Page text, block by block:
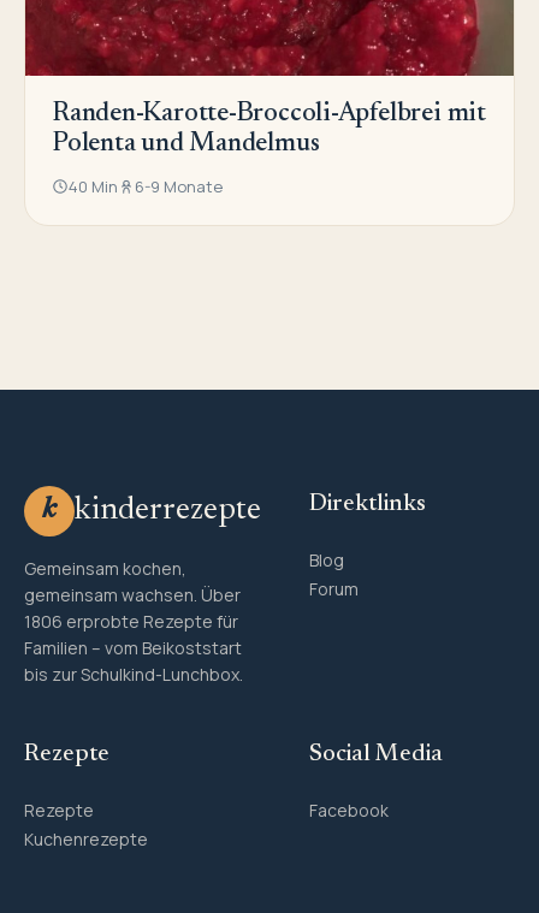
Randen-Karotte-Broccoli-Apfelbrei mit
Polenta und Mandelmus
40 Min 6-9 Monate
k kinderrezepte
Gemeinsam kochen,
gemeinsam wachsen. Über
1806 erprobte Rezepte für
Familien – vom Beikoststart
bis zur Schulkind-Lunchbox.
Direktlinks
Blog
Forum
Rezepte
Rezepte
Kuchenrezepte
Social Media
Facebook